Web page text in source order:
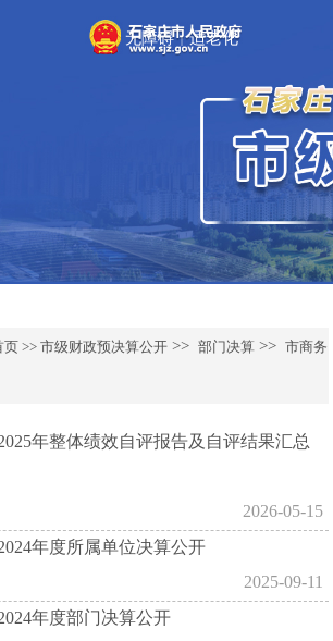
无障碍|适老化
页 >> 市级财政预决算公开 >>部门决算 >>市商务
年整体绩效自评报告及自评结果汇总
2026-05-15
年度所属单位决算公开
2025-09-11
年度部门决算公开